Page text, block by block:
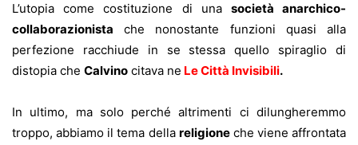
L’utopia come costituzione di una società anarchico-
collaborazionista che nonostante funzioni quasi alla
perfezione racchiude in se stessa quello spiraglio di
distopia che Calvino citava ne Le Città Invisibili.
In ultimo, ma solo perché altrimenti ci dilungheremmo
troppo, abbiamo il tema della religioneche viene affrontata